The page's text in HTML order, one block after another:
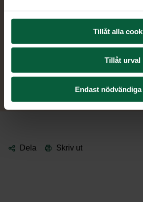
Tillåt alla
Tillåt urval
Endast
Boka möte
Dela Skriv ut